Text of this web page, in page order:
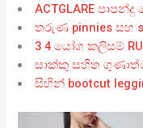
ACTGLARE
තරුණ pinnies සහ
3 4 යෝග කලිසම්
සාක්කු සහිත
සිහින් bootcut